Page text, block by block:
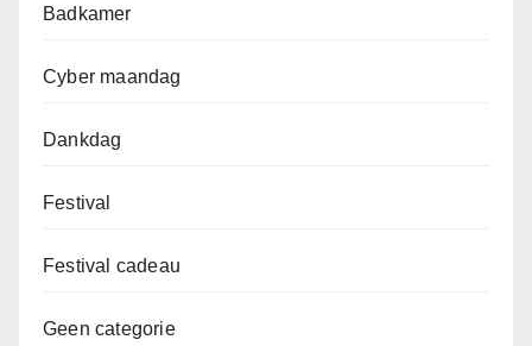
Badkamer
Cyber maandag
Dankdag
Festival
Festival cadeau
Geen categorie